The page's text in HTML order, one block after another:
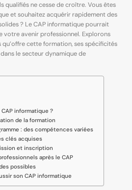
qualifiés ne cesse de croître. Vous êtes
et souhaitez acquérir rapidement des
? Le CAP informatique pourrait
votre avenir professionnel. Explorons
cette formation, ses spécificités
le secteur dynamique de
informatique ?
de la formation
: des compétences variées
clés acquises
et inscription
après le CAP
possibles
son CAP informatique